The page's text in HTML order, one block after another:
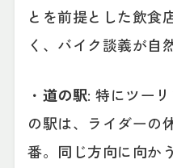
とを前提とした飲食
く、バイク談義が自
・ 道の駅: 特にツー
の駅は、ライダーの
番。同じ方向に向か